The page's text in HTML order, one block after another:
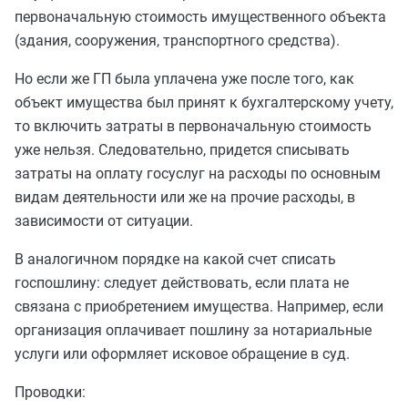
первоначальную стоимость имущественного объекта
(здания, сооружения, транспортного средства).
Но если же ГП была уплачена уже после того, как
объект имущества был принят к бухгалтерскому учету,
то включить затраты в первоначальную стоимость
уже нельзя. Следовательно, придется списывать
затраты на оплату госуслуг на расходы по основным
видам деятельности или же на прочие расходы, в
зависимости от ситуации.
В аналогичном порядке на какой счет списать
госпошлину: следует действовать, если плата не
связана с приобретением имущества. Например, если
организация оплачивает пошлину за нотариальные
услуги или оформляет исковое обращение в суд.
Проводки: